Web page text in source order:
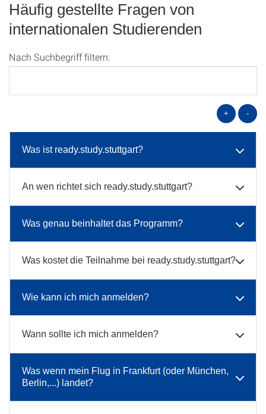
Häufig gestellte Fragen von
internationalen Studierenden
Nach Suchbegriff filtern:
+ -
Was ist ready.study.stuttgart?
An wen richtet sich ready.study.stuttgart?
Was genau beinhaltet das Programm?
Was kostet die Teilnahme bei ready.study.stuttgart?
Wie kann ich mich anmelden?
Wann sollte ich mich anmelden?
Was wenn mein Flug in Frankfurt (oder München,
Berlin,...) landet?